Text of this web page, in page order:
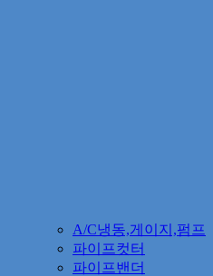
A/C냉동,게이지,펌프
파이프컷터
파이프밴더